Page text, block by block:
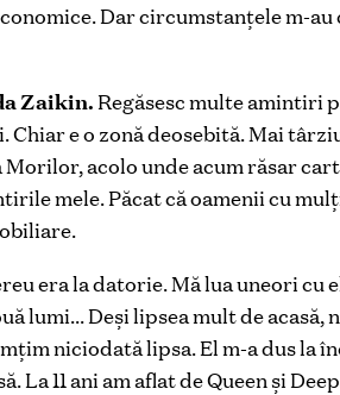
Dar circumstanţele m-au
Zaikin.Regăsesc multe amintiri
Chiar e o zonă deosebită. Mai
Morilor, acolo unde acum răsar
mele. Păcat că oamenii cu
era la datorie. Mă lua uneori cu
lumi… Deşi lipsea mult de acasă,
niciodată lipsa. El m-a dus la
La 11 ani am aflat de Queen şi